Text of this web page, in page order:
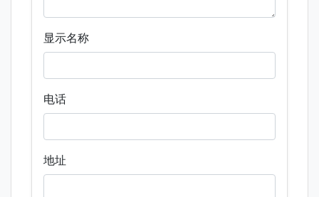
显示名称
电话
地址